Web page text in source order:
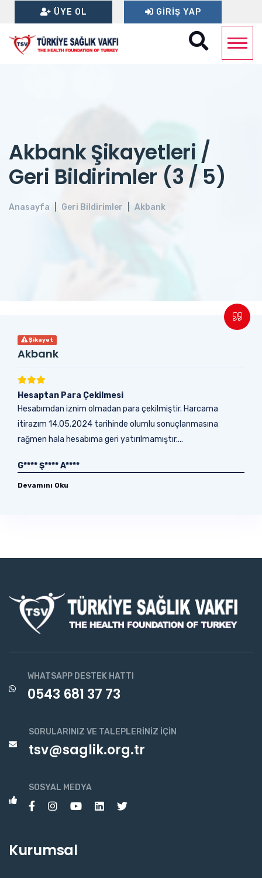
ÜYE OL GIRIŞ YAP
Akbank Şikayetleri /
Geri Bildirimler (3 / 5)
Anasayfa Geri Bildirimler Akbank
Şikayet
Akbank
Hesaptan Para Çekilmesi
Hesabımdan iznim olmadan para çekilmiştir. Harcama
itirazım 14.05.2024 tarihinde olumlu sonuçlanmasına
rağmen hala hesabıma geri yatırılmamıştır....
G**** Ş**** A****
Devamını Oku
WHATSAPP DESTEK HATTI
0543 681 37 73
SORULARINIZ VE TALEPLERINIZ İÇIN
tsv@saglik.org.tr
SOSYAL MEDYA
Kurumsal